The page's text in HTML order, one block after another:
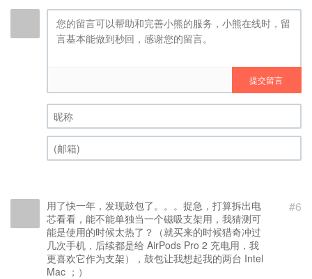
提交留言
昵称 (必填)
#6
用了快一年，发现鼓包了。。。捉急，打算拆出电
芯看看，能不能单独当一个磁吸支架用，我猜测可
能是使用的时候太热了？（就买来的时候猎奇冲过
几次手机，后续都是给 AirPods Pro 2 充电用，我
更喜欢它作为支架），鼓包让我想起我的两台 Intel
Mac ；）